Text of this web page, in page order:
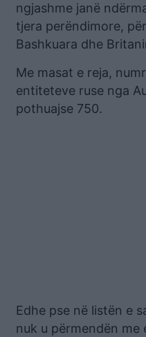
ngjashme janë
tjera perëndimore,
Bashkuara dhe
Me masat e reja,
entiteteve ruse nga
pothuajse 750.
Edhe pse në listën e
nuk u përmendën me